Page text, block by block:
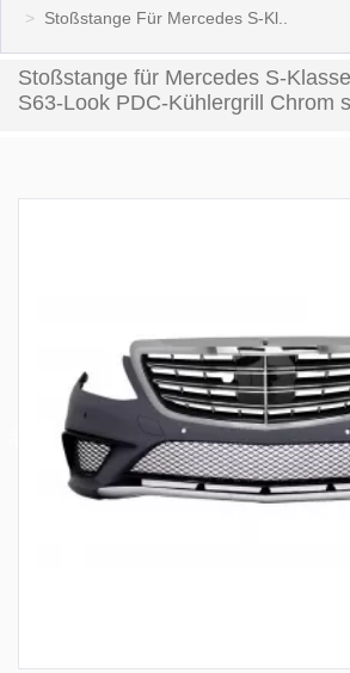
Stoßstange Für Mercedes S-Kl..
Stoßstange für Mercedes S-
S63-Look PDC-Kühlergrill Chrom